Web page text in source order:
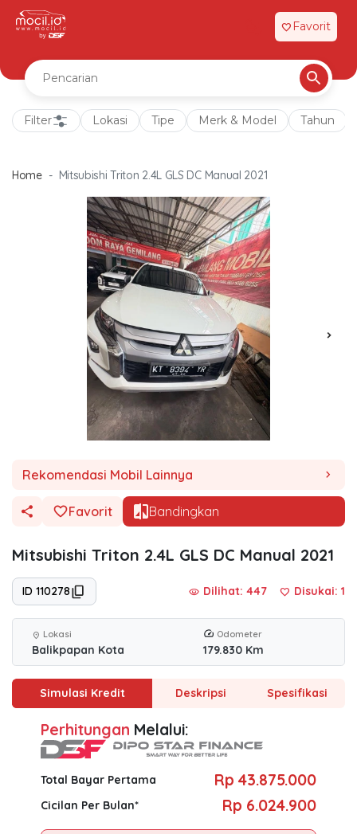
favorite Favorit
Filter Lokasi Tipe Merk & Model Tahun
Home Mitsubishi Triton 2.4L GLS DC Manual 2021
chevron_right
Rekomendasi Mobil Lainnya chevron_right
Favorit Bandingkan
Mitsubishi Triton 2.4L GLS DC Manual 2021
ID 110278 visibility Dilihat: 447 favorite Disukai: 1
location_on Lokasi
Balikpapan Kota
Odometer
179.830 Km
Simulasi Kredit Deskripsi Spesifikasi
Perhitungan Melalui:
Total Bayar Pertama Rp 43.875.000
Cicilan Per Bulan* Rp 6.024.900